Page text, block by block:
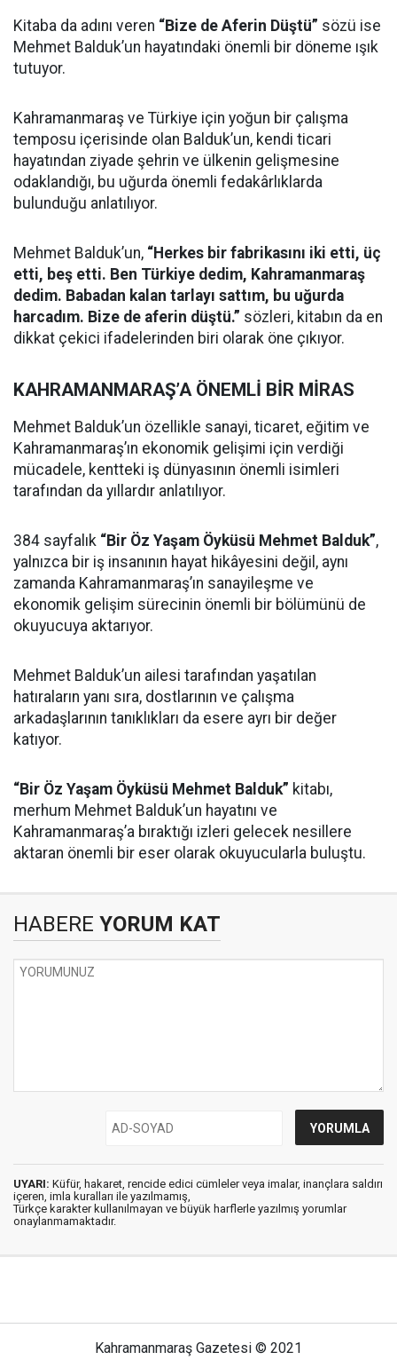
Kitaba da adını veren “Bize de Aferin Düştü” sözü ise
Mehmet Balduk’un hayatındaki önemli bir döneme ışık
tutuyor.
Kahramanmaraş ve Türkiye için yoğun bir çalışma
temposu içerisinde olan Balduk’un, kendi ticari
hayatından ziyade şehrin ve ülkenin gelişmesine
odaklandığı, bu uğurda önemli fedakârlıklarda
bulunduğu anlatılıyor.
Mehmet Balduk’un, “Herkes bir fabrikasını iki etti, üç
etti, beş etti. Ben Türkiye dedim, Kahramanmaraş
dedim. Babadan kalan tarlayı sattım, bu uğurda
harcadım. Bize de aferin düştü.” sözleri, kitabın da en
dikkat çekici ifadelerinden biri olarak öne çıkıyor.
KAHRAMANMARAŞ’A ÖNEMLİ BİR MİRAS
Mehmet Balduk’un özellikle sanayi, ticaret, eğitim ve
Kahramanmaraş’ın ekonomik gelişimi için verdiği
mücadele, kentteki iş dünyasının önemli isimleri
tarafından da yıllardır anlatılıyor.
384 sayfalık “Bir Öz Yaşam Öyküsü Mehmet Balduk”,
yalnızca bir iş insanının hayat hikâyesini değil, aynı
zamanda Kahramanmaraş’ın sanayileşme ve
ekonomik gelişim sürecinin önemli bir bölümünü de
okuyucuya aktarıyor.
Mehmet Balduk’un ailesi tarafından yaşatılan
hatıraların yanı sıra, dostlarının ve çalışma
arkadaşlarının tanıklıkları da esere ayrı bir değer
katıyor.
“Bir Öz Yaşam Öyküsü Mehmet Balduk” kitabı,
merhum Mehmet Balduk’un hayatını ve
Kahramanmaraş’a bıraktığı izleri gelecek nesillere
aktaran önemli bir eser olarak okuyucularla buluştu.
HABERE YORUM KAT
UYARI: Küfür, hakaret, rencide edici cümleler veya imalar, inançlara saldırı
içeren, imla kuralları ile yazılmamış,
Türkçe karakter kullanılmayan ve büyük harflerle yazılmış yorumlar
onaylanmamaktadır.
Kahramanmaraş Gazetesi © 2021